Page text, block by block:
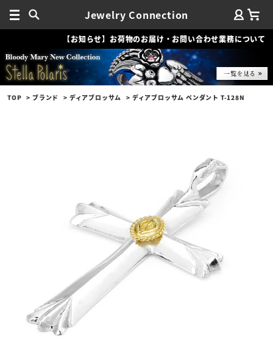
Jewelry Connection
【お知らせ】お荷物のお届け・お問い合わせ業務について
TOP ブランド ディアブロッサム ディアブロッサム ペンダント T-128N